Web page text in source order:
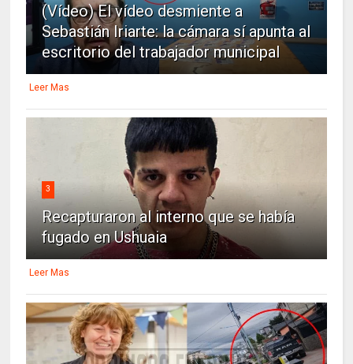
(Vídeo) El vídeo desmiente a
Sebastián Iriarte: la cámara sí apunta al
escritorio del trabajador municipal
Leer Mas
3
Recapturaron al interno que se había
fugado en Ushuaia
Leer Mas